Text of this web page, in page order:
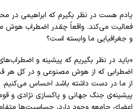
یادم هست در نظر بگیرم که ابراهیمی در
فعالیت می‌کند. واقعاً چقدر اضطراب هوش
و جغرافیایی ما وابسته است؟
«باید در نظر بگیریم که پیشینه و
اضطرابی که از هوش مصنوعی و در کل هر
از ما در دست داشته باشد احساس می‌کنیم.
پیشینه‌ی جنگ جهانی و پاکسازی نژادی و